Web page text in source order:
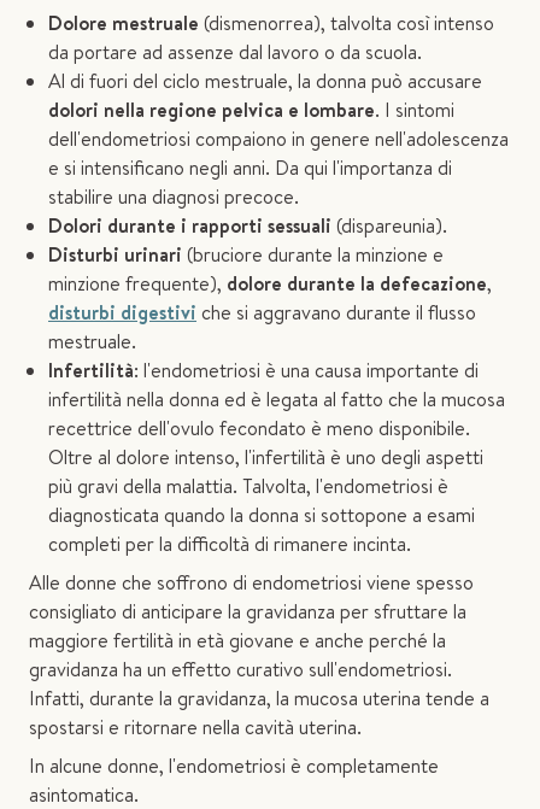
Dolore mestruale (dismenorrea), talvolta così intenso
da portare ad assenze dal lavoro o da scuola.
Al di fuori del ciclo mestruale, la donna può accusare
dolori nella regione pelvica e lombare. I sintomi
dell'endometriosi compaiono in genere nell'adolescenza
e si intensificano negli anni. Da qui l'importanza di
stabilire una diagnosi precoce.
Dolori durante i rapporti sessuali (dispareunia).
Disturbi urinari (bruciore durante la minzione e
minzione frequente), dolore durante la defecazione,
disturbi digestivi che si aggravano durante il flusso
mestruale.
Infertilità: l'endometriosi è una causa importante di
infertilità nella donna ed è legata al fatto che la mucosa
recettrice dell'ovulo fecondato è meno disponibile.
Oltre al dolore intenso, l'infertilità è uno degli aspetti
più gravi della malattia. Talvolta, l'endometriosi è
diagnosticata quando la donna si sottopone a esami
completi per la difficoltà di rimanere incinta.
Alle donne che soffrono di endometriosi viene spesso
consigliato di anticipare la gravidanza per sfruttare la
maggiore fertilità in età giovane e anche perché la
gravidanza ha un effetto curativo sull'endometriosi.
Infatti, durante la gravidanza, la mucosa uterina tende a
spostarsi e ritornare nella cavità uterina.
In alcune donne, l'endometriosi è completamente
asintomatica.